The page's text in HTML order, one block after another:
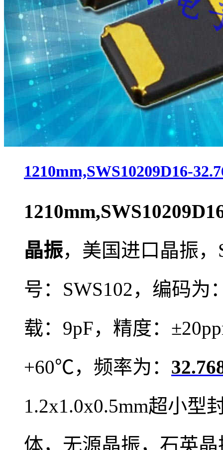
1210mm,SWS10209D16-
晶振， 美国进口晶振，
号： SWS102，编码为
载：9pF，精度：
+60℃，频率为：
1.2x1.0x0.5mm超小型
体， 无源晶振， 石英